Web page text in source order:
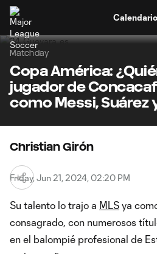
Calendario
Matchday
Copa América:
jugador de
como Messi, Suárez
Christian Girón
Friday, Jun 21, 2024, 02:20 PM
Su talento lo trajo a MLS ya
consagrado, con numerosos
en el balompié profesional de